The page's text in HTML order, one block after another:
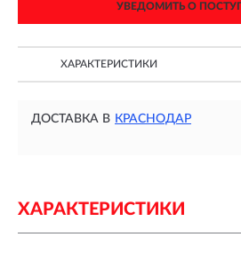
УВЕДОМИТЬ О
ХАРАКТЕРИСТИКИ
ДОСТАВКА В КРАСНОДАР
ХАРАКТЕРИСТИКИ